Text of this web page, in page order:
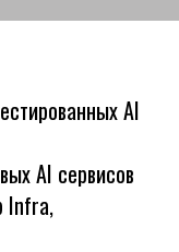
AI
AI сервисов
Infra,